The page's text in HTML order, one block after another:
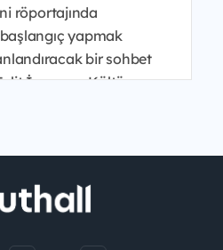
röportajında
yapmak
bir sohbet
İnsan ve Kültür